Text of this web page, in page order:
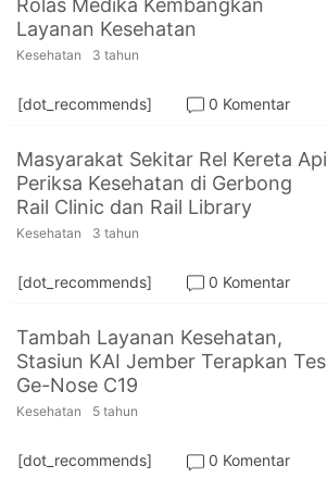
PT.
Balqis
Cyber
Media
Rolas Medika Kembangkan
Layanan Kesehatan
Kesehatan 3 tahun
[dot_recommends] 0 Komentar
Masyarakat Sekitar Rel Kereta Api
Periksa Kesehatan di Gerbong
Rail Clinic dan Rail Library
Kesehatan 3 tahun
[dot_recommends] 0 Komentar
Tambah Layanan Kesehatan,
Stasiun KAI Jember Terapkan Tes
Ge-Nose C19
Kesehatan 5 tahun
[dot_recommends] 0 Komentar